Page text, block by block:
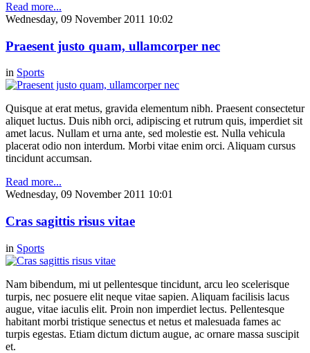
Read more...
Wednesday, 09 November 2011 10:02
Praesent justo quam, ullamcorper nec
in Sports
Quisque at erat metus, gravida elementum nibh. Praesent consectetur
aliquet luctus. Duis nibh orci, adipiscing et rutrum quis, imperdiet sit
amet lacus. Nullam et urna ante, sed molestie est. Nulla vehicula
placerat odio non interdum. Morbi vitae enim orci. Aliquam cursus
tincidunt accumsan.
Read more...
Wednesday, 09 November 2011 10:01
Cras sagittis risus vitae
in Sports
Nam bibendum, mi ut pellentesque tincidunt, arcu leo scelerisque
turpis, nec posuere elit neque vitae sapien. Aliquam facilisis lacus
augue, vitae iaculis elit. Proin non imperdiet lectus. Pellentesque
habitant morbi tristique senectus et netus et malesuada fames ac
turpis egestas. Etiam dictum dictum augue, ac ornare massa suscipit
et.